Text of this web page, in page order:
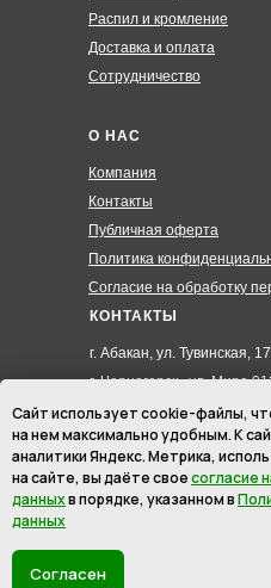
Распил и кромление
Доставка и оплата
Сотрудничество
О НАС
Компания
Контакты
Публичная оферта
Политика
Согласие на обработку
КОНТАКТЫ
г. Абакан, ул. Тувинская,
г. Черногорск , ул. Мира
8 (3902) 285-171
8 (908) 326-24-00
8 (902) 467-09-70
hmk19@mail.ru
ОГРНИП:
Сайт использует cookie-файлы,
на нем максимально удобным. К
аналитики Яндекс. Метрика,
на сайте, вы даёте своесогласие
данныхв порядке, указанном в
данных
Согласен